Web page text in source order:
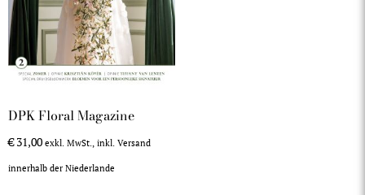
DPK Floral Magazine
€31,00 exkl. MwSt., inkl. Versand
innerhalb der Niederlande